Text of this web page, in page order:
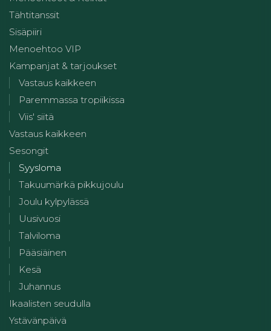
Tähtitanssit
Sisäpiiri
Menoehtoo VIP
Kampanjat & tarjoukset
Vastaus kaikkeen
Paremmassa tropiikissa
Viis' siitä
Vastaus kaikkeen
Sesongit
Syysloma
Takuumärkä pikkujoulu
Joulu kylpylässä
Uusivuosi
Talviloma
Pääsiäinen
Kesä
Juhannus
Ikaalisten seudulla
Ystävänpäivä